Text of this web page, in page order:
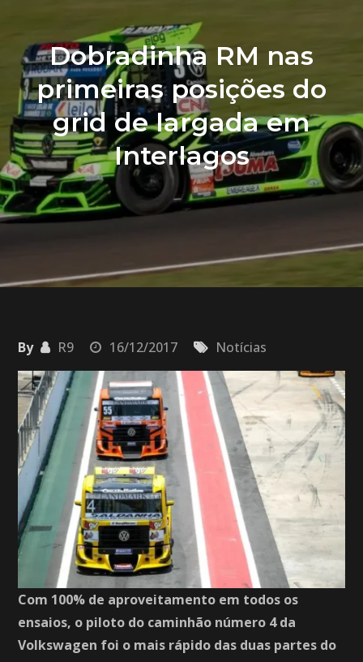
Dobradinha RM nas
primeiras posições do
grid de largada em
Interlagos
By R9 16/12/2017 Notícias
Com 100% de aproveitamento em todos os
ensaios, o piloto do caminhão número 4 da
Volkswagen foi o mais rápido das duas partes do